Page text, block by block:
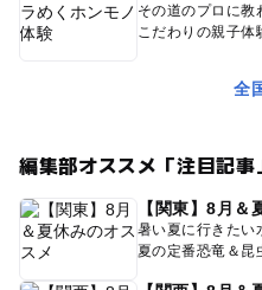
その道のプロに教
こだわりの親子体
全
編集部オススメ「注目記事
【関東】8月＆
暑い夏に行きたい
夏の定番恐竜＆昆